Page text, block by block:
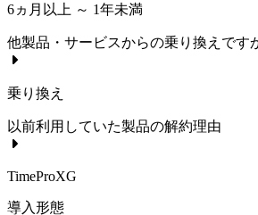
6ヵ月以上 ～ 1年未満
他製品・サービスからの乗り換えです
乗り換え
以前利用していた製品の解約理由
TimeProXG
導入形態